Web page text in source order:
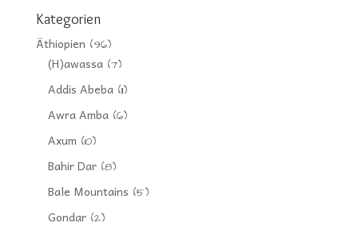
Kategorien
Äthiopien (96)
(H)awassa(7)
Addis Abeba(11)
Awra Amba(6)
Axum (10)
Bahir Dar(8)
Bale Mountains (5)
Gondar(2)